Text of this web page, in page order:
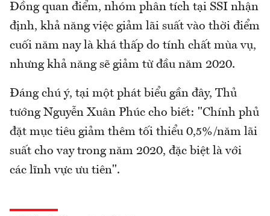
Đồng quan điểm, nhóm phân tích tại SSI nhận
định, khả năng việc giảm lãi suất vào thời điểm
cuối năm nay là khá thấp do tính chất mùa vụ,
nhưng khả năng sẽ giảm từ đầu năm 2020.
Đáng chú ý, tại một phát biểu gần đây, Thủ
tướng Nguyễn Xuân Phúc cho biết: "Chính phủ
đặt mục tiêu giảm thêm tối thiểu 0,5%/năm lãi
suất cho vay trong năm 2020, đặc biệt là với
các lĩnh vực ưu tiên".